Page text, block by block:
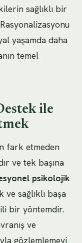
sağlıklı bir
yaşamda daha
temel
ile
fark etmeden
ve tek başına
psikolojik
sağlıklı başa
bir yöntemdir.
ve
gözlemlemeyi